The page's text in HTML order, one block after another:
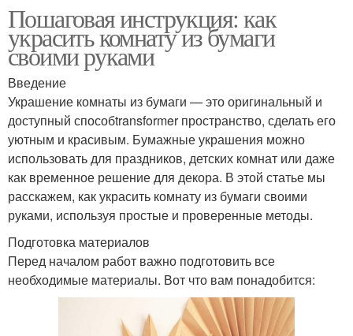
Пошаговая инструкция: как
украсить комнату из бумаги
своими руками
Введение
Украшение комнаты из бумаги — это оригинальный и
доступный способtransformer пространство, сделать его
уютным и красивым. Бумажные украшения можно
использовать для праздников, детских комнат или даже
как временное решение для декора. В этой статье мы
расскажем, как украсить комнату из бумаги своими
руками, используя простые и проверенные методы.
Подготовка материалов
Перед началом работ важно подготовить все
необходимые материалы. Вот что вам понадобится: